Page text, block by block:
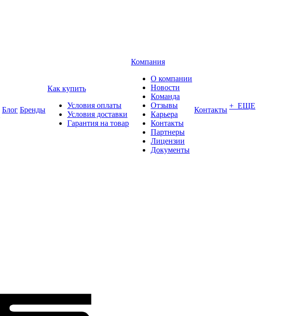
Блог Бренды
Как купить
Условия оплаты
Условия доставки
Гарантия на товар
Компания
О компании
Новости
Команда
Отзывы
Карьера
Контакты
Партнеры
Лицензии
Документы
Контакты + ЕЩЕ